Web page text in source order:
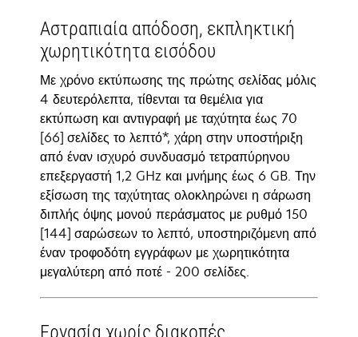
Αστραπιαία απόδοση, εκπληκτική
χωρητικότητα εισόδου
Με χρόνο εκτύπωσης της πρώτης σελίδας μόλις
4 δευτερόλεπτα, τίθενται τα θεμέλια για
εκτύπωση και αντιγραφή με ταχύτητα έως 70
[66] σελίδες το λεπτό*, χάρη στην υποστήριξη
από έναν ισχυρό συνδυασμό τετραπύρηνου
επεξεργαστή 1,2 GHz και μνήμης έως 6 GB. Την
εξίσωση της ταχύτητας ολοκληρώνει η σάρωση
διπλής όψης μονού περάσματος με ρυθμό 150
[144] σαρώσεων το λεπτό, υποστηριζόμενη από
έναν τροφοδότη εγγράφων με χωρητικότητα
μεγαλύτερη από ποτέ - 200 σελίδες.
Εργασία χωρίς διακοπές